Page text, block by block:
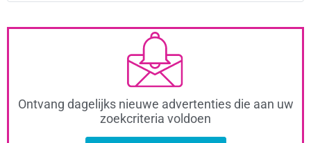
Ontvang dagelijks nieuwe advertenties die aan uw
zoekcriteria voldoen